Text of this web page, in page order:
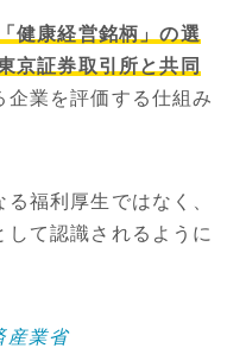
健康経営銘柄」の選
京証券取引所と共同
業を評価する仕組み
福利厚生ではなく、
て認識されるように
産業省